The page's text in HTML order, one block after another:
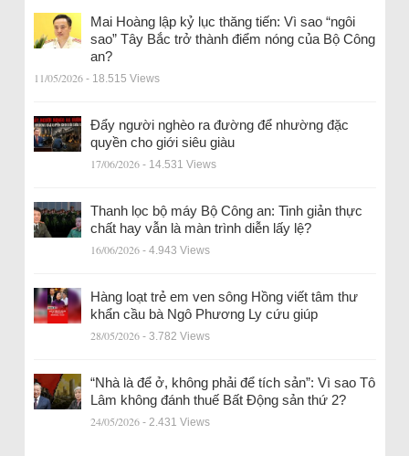
Mai Hoàng lập kỷ lục thăng tiến: Vì sao “ngôi
sao” Tây Bắc trở thành điểm nóng của Bộ Công
an?
11/05/2026 - 18.515 Views
Đẩy người nghèo ra đường để nhường đặc
quyền cho giới siêu giàu
17/06/2026 - 14.531 Views
Thanh lọc bộ máy Bộ Công an: Tinh giản thực
chất hay vẫn là màn trình diễn lấy lệ?
16/06/2026 - 4.943 Views
Hàng loạt trẻ em ven sông Hồng viết tâm thư
khẩn cầu bà Ngô Phương Ly cứu giúp
28/05/2026 - 3.782 Views
“Nhà là để ở, không phải để tích sản”: Vì sao Tô
Lâm không đánh thuế Bất Động sản thứ 2?
24/05/2026 - 2.431 Views